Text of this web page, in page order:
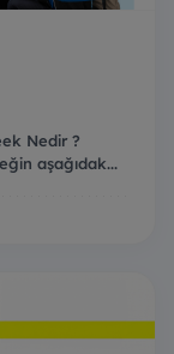
Nedir ?
aşağıdak...